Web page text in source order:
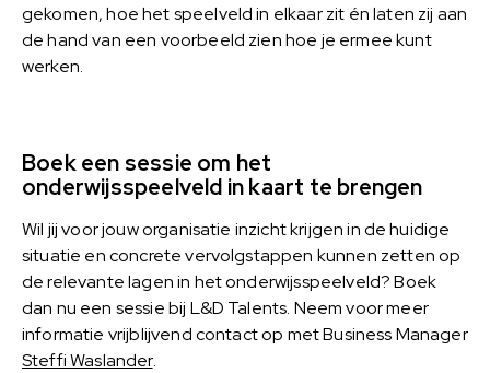
gekomen, hoe het speelveld in elkaar zit én laten zij aan
de hand van een voorbeeld zien hoe je ermee kunt
werken.
Boek een sessie om het
onderwijsspeelveld in kaart te brengen
Wil jij voor jouw organisatie inzicht krijgen in de huidige
situatie en concrete vervolgstappen kunnen zetten op
de relevante lagen in het onderwijsspeelveld? Boek
dan nu een sessie bij L&D Talents. Neem voor meer
informatie vrijblijvend contact op met Business Manager
Steffi Waslander.